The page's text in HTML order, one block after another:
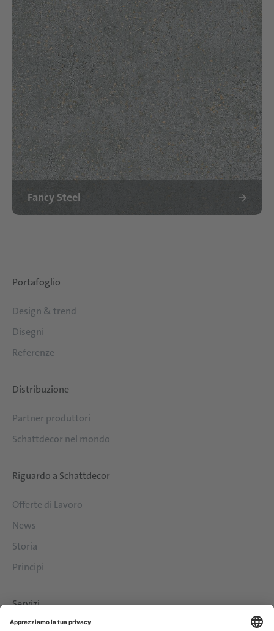
Fancy Steel
Portafoglio
Design & trend
Disegni
Referenze
Distribuzione
Partner produttori
Schattdecor nel mondo
Riguardo a Schattdecor
Offerte di Lavoro
News
Storia
Principi
Servizi